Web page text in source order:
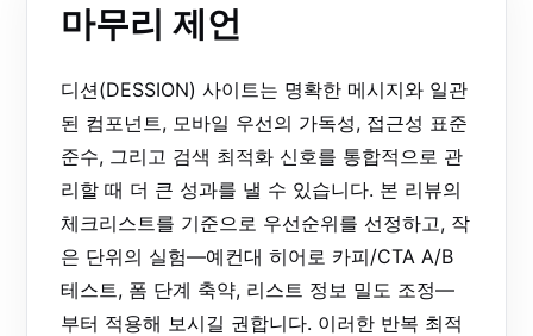
마무리 제언
디션(DESSION) 사이트는 명확한 메시지와 일관
된 컴포넌트, 모바일 우선의 가독성, 접근성 표준
준수, 그리고 검색 최적화 신호를 통합적으로 관
리할 때 더 큰 성과를 낼 수 있습니다. 본 리뷰의
체크리스트를 기준으로 우선순위를 선정하고, 작
은 단위의 실험—예컨대 히어로 카피/CTA A/B
테스트, 폼 단계 축약, 리스트 정보 밀도 조정—
부터 적용해 보시길 권합니다. 이러한 반복 최적